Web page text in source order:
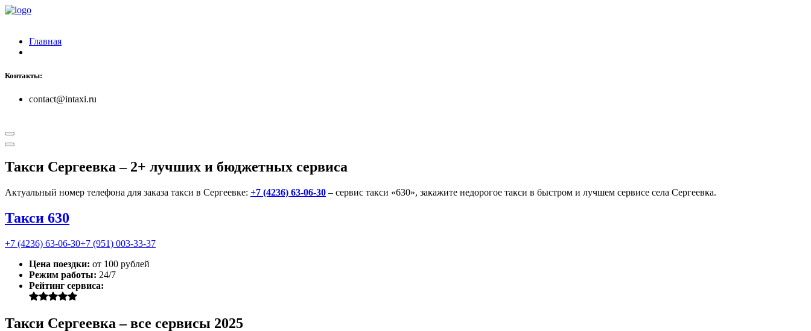
Главная
Контакты:
contact@intaxi.ru
Такси Сергеевка– 2+ лучших и бюджетных сервиса
Актуальный номер телефона для заказа такси в Сергеевке: +7 (4236) 63-06-30 – сервис такси «630», закажите недорогое такси в быстром и лучшем сервисе села Сергеевка.
Такси 630
+7 (4236) 63-06-30+7 (951) 003-33-37
Цена поездки: от 100 рублей
Режим работы: 24/7
Рейтинг сервиса:
Такси Сергеевка – все сервисы 2025